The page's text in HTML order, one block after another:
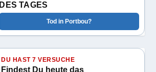
DES TAGES
Tod in Portbou?
DU HAST 7 VERSUCHE
Findest Du heute das